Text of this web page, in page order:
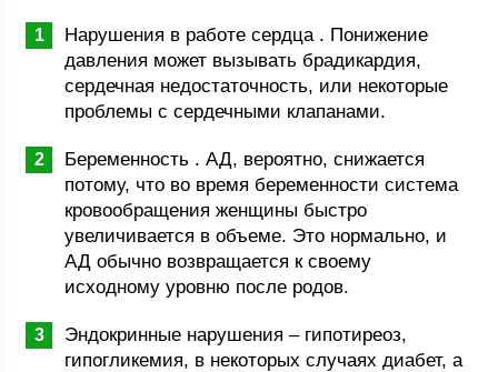
Нарушения в работе сердца . Понижение
давления может вызывать брадикардия,
сердечная недостаточность, или некоторые
проблемы с сердечными клапанами.
Беременность . АД, вероятно, снижается
потому, что во время беременности система
кровообращения женщины быстро
увеличивается в объеме. Это нормально, и
АД обычно возвращается к своему
исходному уровню после родов.
Эндокринные нарушения – гипотиреоз,
гипогликемия, в некоторых случаях диабет, а